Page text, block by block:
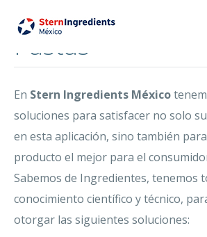
Pastas
En Stern Ingredients México
soluciones para satisfacer no solo
en esta aplicación, sino también
producto el mejor para el
Sabemos de Ingredientes, tenemos
conocimiento científico y técnico,
otorgar las siguientes soluciones: